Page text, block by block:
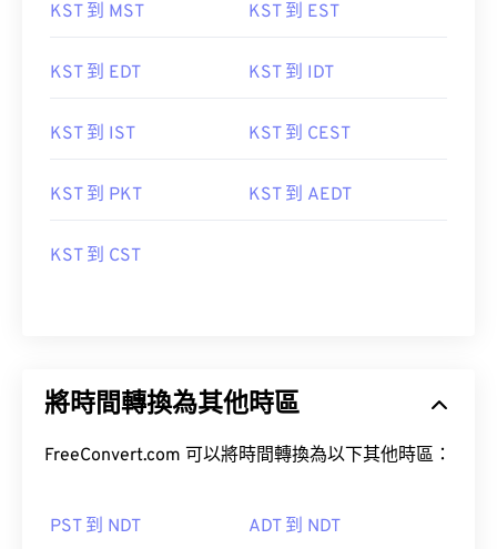
KST 到 MST KST 到 EST
KST 到 EDT KST 到 IDT
KST 到 IST KST 到 CEST
KST 到 PKT KST 到 AEDT
KST 到 CST
將時間轉換為其他時區
FreeConvert.com 可以將時間轉換為以下其他時區：
PST 到 NDT ADT 到 NDT